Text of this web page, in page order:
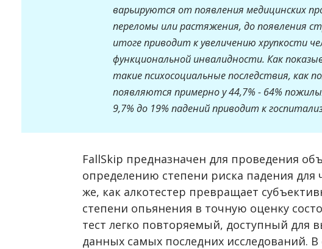
варьируются от появления медицинских
переломы или растяжения, до появления
итоге приводит к увеличению хрупкости
функциональной инвалидности. Как
такие психосоциальные последствия, как
появляются примерно у 44,7% - 64%
9,7% до 19% падений приводит к
FallSkip предназначен для проведения
определению степени риска падения для
же, как алкотестер превращает
степени опьянения в точную оценку
тест легко повторяемый, доступный для
данных самых последних исследований. В